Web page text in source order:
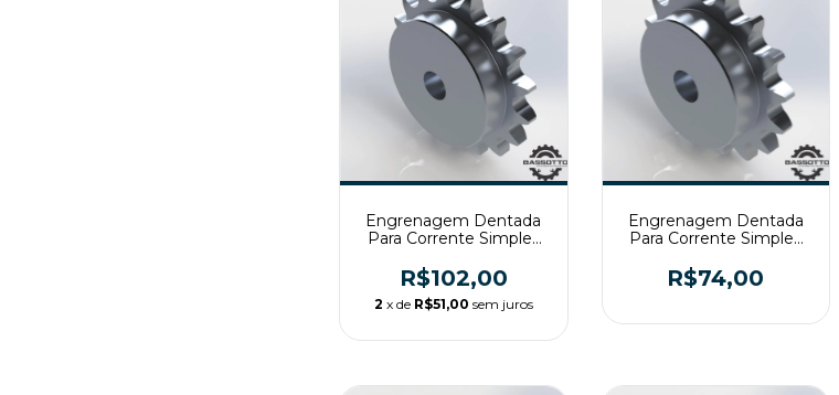
Engrenagem Dentada
Para Corrente Simples
R$102,00
2 x de R$51,00 sem juros
Engrenagem Dentada
Para Corrente Simples
R$74,00